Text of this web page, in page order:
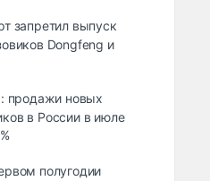
запретил выпуск
Dongfeng и
продажи новых
в России в июле
полугодии